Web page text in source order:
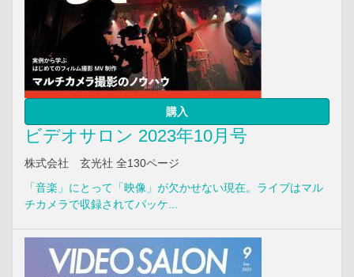
購入
ビデオサロン 2023年10月号
株式会社 玄光社 全130ページ
「音楽」にとって「映像」が欠かせない現在。ライブはマル
チカメラで収録されてパッケ...